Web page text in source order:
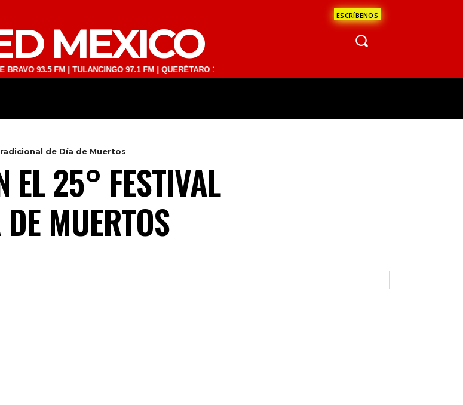
ESCRÍBENOS
MEXICO
93.5 FM | TULANCINGO 97.1 FM | QUERÉTARO 103.1 FM | SAN JUAN DEL RÍO 93.1 FM | GUADALAJARA 1510 AM | LA
de Día de Muertos
EL 25° FESTIVAL
MUERTOS